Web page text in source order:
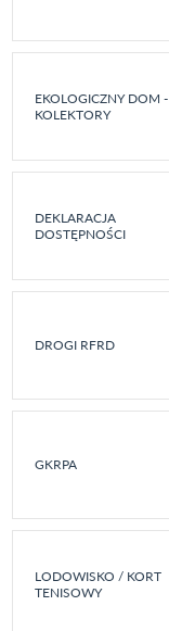
EKOLOGICZNY DOM -
KOLEKTORY
DEKLARACJA
DOSTĘPNOŚCI
DROGI RFRD
GKRPA
LODOWISKO / KORT
TENISOWY